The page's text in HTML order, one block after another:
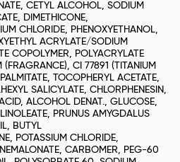
CETYL ALCOHOL, SODIUM
DIMETHICONE,
CHLORIDE, PHENOXYETHANOL,
ACRYLATE/SODIUM
COPOLYMER, POLYACRYLATE
CI 77891 (TITANIUM
TOCOPHERYL ACETATE,
SALICYLATE, CHLORPHENESIN,
ALCOHOL DENAT., GLUCOSE,
PRUNUS AMYGDALUS
BUTYL
POTASSIUM CHLORIDE,
CARBOMER, PEG-60